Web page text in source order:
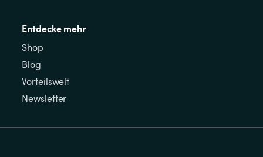
Entdecke mehr
Shop
Blog
Vorteilswelt
Newsletter